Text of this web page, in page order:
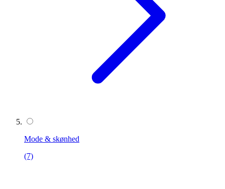
Mode & skønhed
(7)